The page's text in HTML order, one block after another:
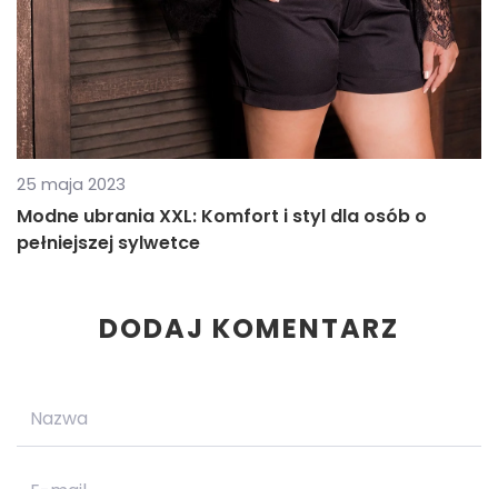
25 maja 2023
Modne ubrania XXL: Komfort i styl dla osób o
pełniejszej sylwetce
DODAJ KOMENTARZ